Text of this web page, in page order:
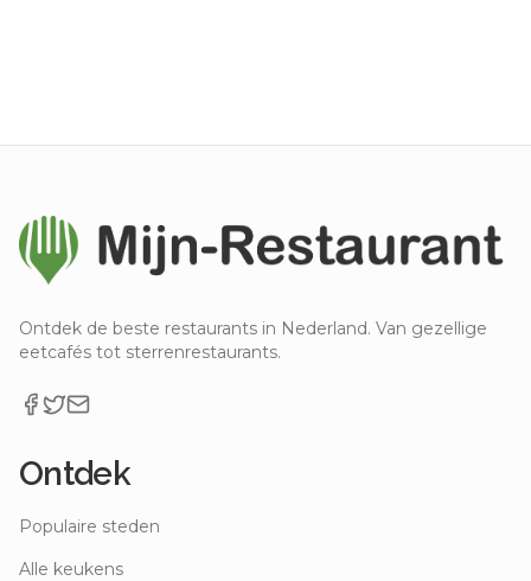
Ontdek de beste restaurants in Nederland. Van gezellige
eetcafés tot sterrenrestaurants.
Ontdek
Populaire steden
Alle keukens